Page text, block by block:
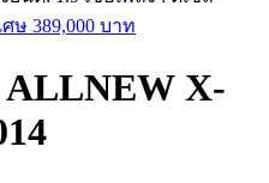
ศษ 389,000 บาท
X-